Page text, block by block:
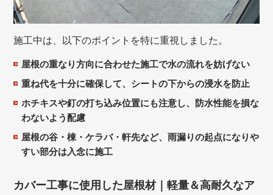
施工中は、以下のポイントを特に重視しました。
屋根の重なり方向に合わせた施工で水の流れを妨げない
重ね代を十分に確保して、シートの下からの浸水を防止
ホチキスや釘の打ち込み位置にも注意し、防水性能を損な
わないよう配慮
屋根の谷・棟・ケラバ・軒先など、雨漏りの起点になりや
すい部分は入念に施工
カバー工事に使用した屋根材｜軽量＆高耐久なア